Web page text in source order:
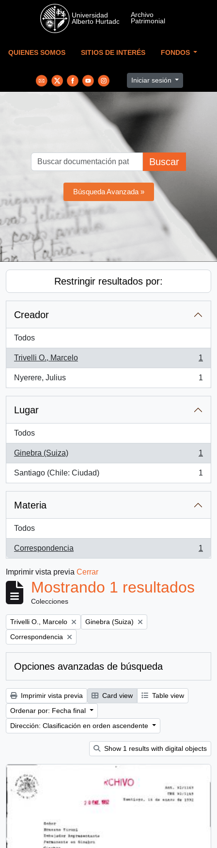
Skip to main content
QUIENES SOMOS SITIOS DE INTERÉS FONDOS
Iniciar sesión
Buscar
Búsqueda Avanzada »
Restringir resultados por:
Creador
Todos
Trivelli O., Marcelo
, 1 resultados
1
Nyerere, Julius
, 1 resultados
1
Lugar
Todos
Ginebra (Suiza)
, 1 resultados
1
Santiago (Chile: Ciudad)
, 1 resultados
1
Materia
Todos
Correspondencia
, 1 resultados
1
Imprimir vista previa Cerrar
Mostrando 1 resultados
Colecciones
Remove filter:
Trivelli O., Marcelo Remove filter:
Ginebra (Suiza)
Remove filter:
Correspondencia
Opciones avanzadas de búsqueda
Imprimir vista previa Card view
Table view
Ordenar por: Fecha final
Dirección: Clasificación en orden ascendente
Show 1 results with digital objects